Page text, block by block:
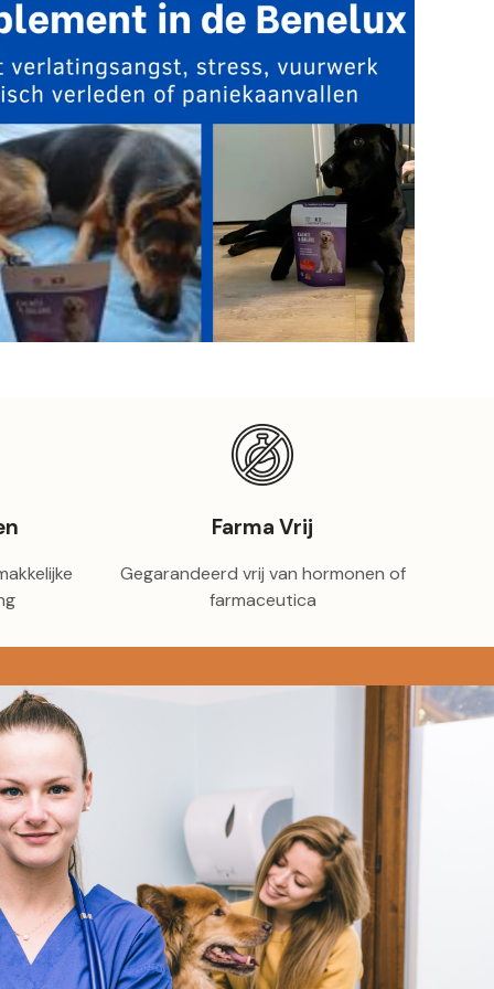
Farma Vrij
Gegarandeerd vrij van hormonen of
farmaceutica